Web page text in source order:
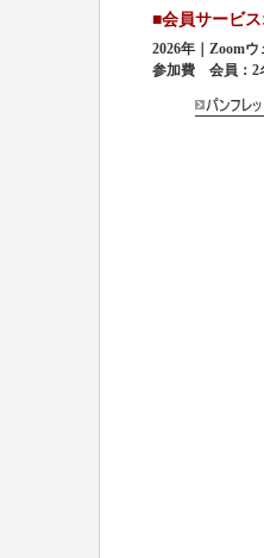
■会員サービ
2026年｜
参加費 会員：2